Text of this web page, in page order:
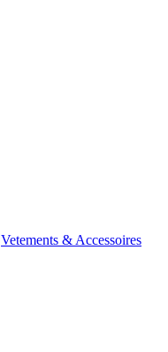
Vetements & Accessoires